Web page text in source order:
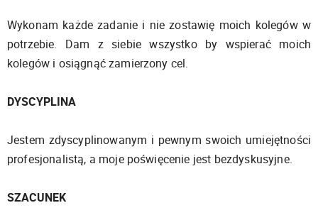
Wykonam każde zadanie i nie zostawię moich kolegów w
potrzebie. Dam z siebie wszystko by wspierać moich
kolegów i osiągnąć zamierzony cel.
DYSCYPLINA
Jestem zdyscyplinowanym i pewnym swoich umiejętności
profesjonalistą, a moje poświęcenie jest bezdyskusyjne.
SZACUNEK